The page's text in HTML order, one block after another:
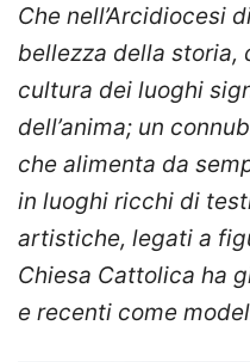
Che nell’Arcidiocesi
bellezza della storia,
cultura dei luoghi
dell’anima; un
che alimenta da
in luoghi ricchi di
artistiche, legati a
Chiesa Cattolica ha
e recenti come